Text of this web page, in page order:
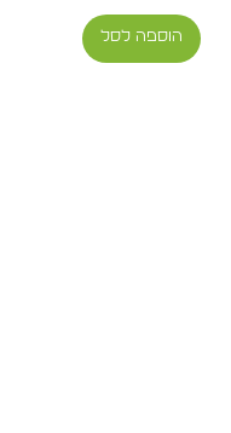
הוספה לסל